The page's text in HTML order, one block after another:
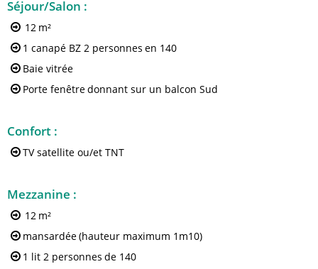
Séjour/Salon :
12 m²
1 canapé BZ 2 personnes en 140
Baie vitrée
Porte fenêtredonnant sur un balcon Sud
Confort :
TV satellite ou/et TNT
Mezzanine :
12 m²
mansardée(hauteur maximum 1m10)
1 lit 2 personnes de 140